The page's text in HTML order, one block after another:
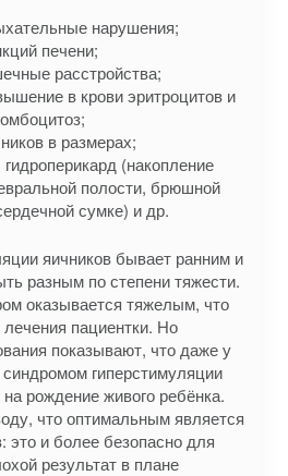
нарушения;
печени;
расстройства;
в крови эритроцитов и
в размерах;
(накопление
полости, брюшной
сумке) и др.
яичников бывает ранним и
разным по степени тяжести.
оказывается тяжелым, что
лечения пациентки. Но
показывают, что даже у
гиперстимуляции
рождение живого ребёнка.
что оптимальным является
это и более безопасно для
результат в плане